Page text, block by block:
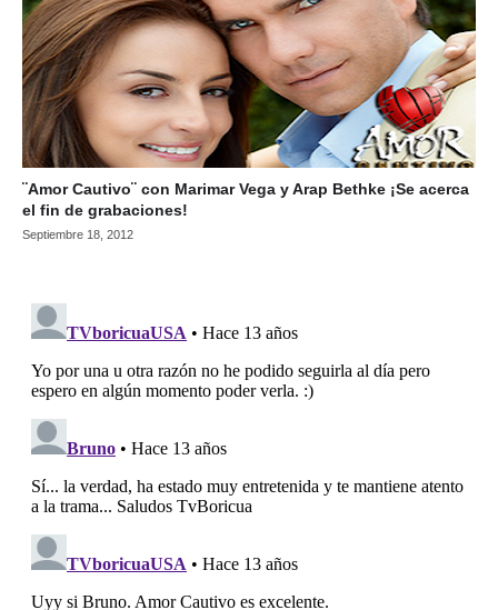
¨Amor Cautivo¨ con Marimar Vega y Arap Bethke ¡Se acerca
el fin de grabaciones!
Septiembre 18, 2012